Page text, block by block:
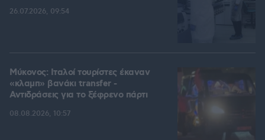
26.07.2026, 09:54
Μύκονος: Ιταλοί τουρίστες έκαναν
«κλαμπ» βανάκι transfer -
Αντιδράσεις για το ξέφρενο πάρτι
08.08.2026, 10:57